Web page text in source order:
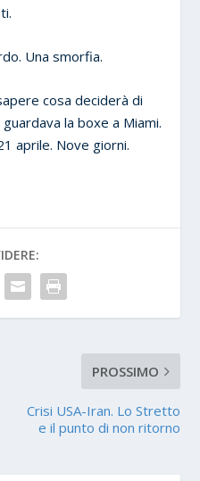
Una smorfia.
cosa deciderà di
la boxe a Miami.
aprile. Nove giorni.
PROSSIMO
Crisi USA-Iran. Lo Stretto
e il punto di non ritorno